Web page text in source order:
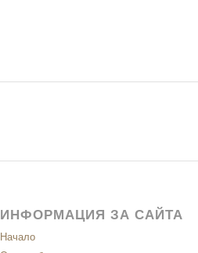
ИНФОРМАЦИЯ ЗА САЙТА
Начало